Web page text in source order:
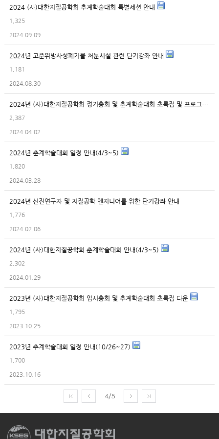
2024 (사)대한지질공학회 추계학술대회 특별세션 안내
1,325
2024.09.09
2024년 고준위방사성폐기물 처분시설 관련 단기강좌 안내
1,181
2024.08.30
2024년 (사)대한지질공학회 정기총회 및 춘계학술대회 초록집 및 프로그램집 다운
2,387
2024.04.02
2024년 춘계학술대회 일정 안내(4/3~5)
1,820
2024.03.28
2024년 신진연구자 및 지질공학 엔지니어를 위한 단기강좌 안내
1,776
2024.02.06
2024년 (사)대한지질공학회 춘계학술대회 안내(4/3~5)
2,302
2024.01.29
2023년 (사)대한지질공학회 임시총회 및 추계학술대회 초록집 다운
1,795
2023.10.25
2023년 추계학술대회 일정 안내(10/26~27)
1,700
2023.10.16
4/5